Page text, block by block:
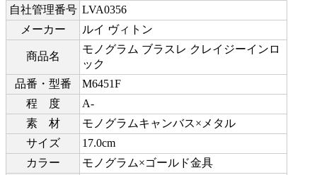
自社管理番号 LVA0356
メーカー
ルイ ヴィトン
商品名
モノグラム ブラスレ クレイジーインロ
ック
品番・型番
M6451F
程 度
A-
素 材
モノグラムキャンバス×メタル
サイズ
17.0cm
カラー
モノグラム×ゴールド金具